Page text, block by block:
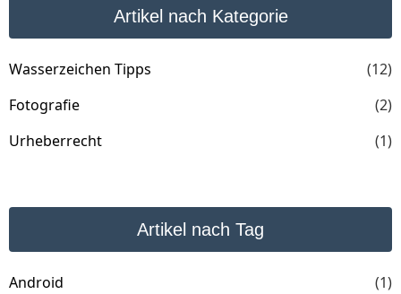
Artikel nach Kategorie
Wasserzeichen Tipps
(12)
Fotografie
(2)
Urheberrecht
(1)
Artikel nach Tag
Android
(1)